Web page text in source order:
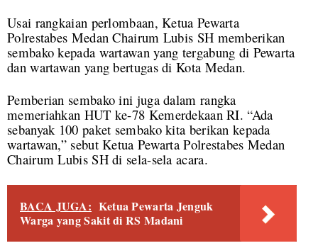
Usai rangkaian perlombaan, Ketua Pewarta
Polrestabes Medan Chairum Lubis SH memberikan
sembako kepada wartawan yang tergabung di Pewarta
dan wartawan yang bertugas di Kota Medan.
Pemberian sembako ini juga dalam rangka
memeriahkan HUT ke-78 Kemerdekaan RI. “Ada
sebanyak 100 paket sembako kita berikan kepada
wartawan,” sebut Ketua Pewarta Polrestabes Medan
Chairum Lubis SH di sela-sela acara.
BACA JUGA: Ketua Pewarta Jenguk
Warga yang Sakit di RS Madani